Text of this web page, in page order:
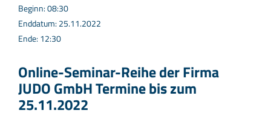
Beginn: 08:30
Enddatum: 25.11.2022
Ende: 12:30
Online-Seminar-Reihe der Firma
JUDO GmbH Termine bis zum
25.11.2022